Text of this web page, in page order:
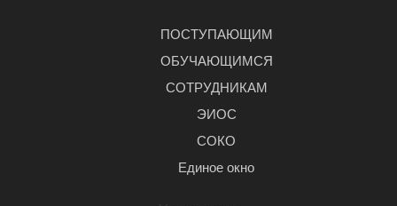
ПОСТУПАЮЩИМ
ОБУЧАЮЩИМСЯ
СОТРУДНИКАМ
ЭИОС
СОКО
Единое окно